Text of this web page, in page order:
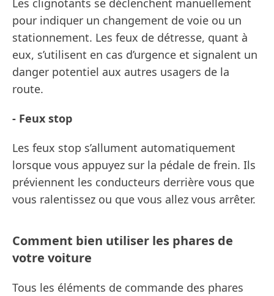
Les clignotants se déclenchent manuellement
pour indiquer un changement de voie ou un
stationnement. Les feux de détresse, quant à
eux, s’utilisent en cas d’urgence et signalent un
danger potentiel aux autres usagers de la
route.
- Feux stop
Les feux stop s’allument automatiquement
lorsque vous appuyez sur la pédale de frein. Ils
préviennent les conducteurs derrière vous que
vous ralentissez ou que vous allez vous arrêter.
Comment bien utiliser les phares de
votre voiture
Tous les éléments de commande des phares